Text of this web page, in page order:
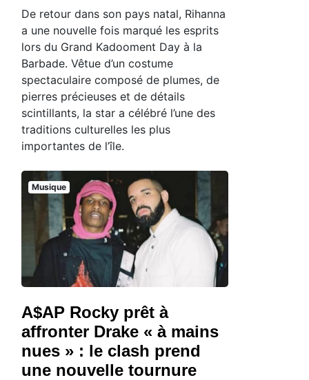
De retour dans son pays natal, Rihanna
a une nouvelle fois marqué les esprits
lors du Grand Kadooment Day à la
Barbade. Vêtue d’un costume
spectaculaire composé de plumes, de
pierres précieuses et de détails
scintillants, la star a célébré l’une des
traditions culturelles les plus
importantes de l’île.
Musique
A$AP Rocky prêt à
affronter Drake « à mains
nues » : le clash prend
une nouvelle tournure